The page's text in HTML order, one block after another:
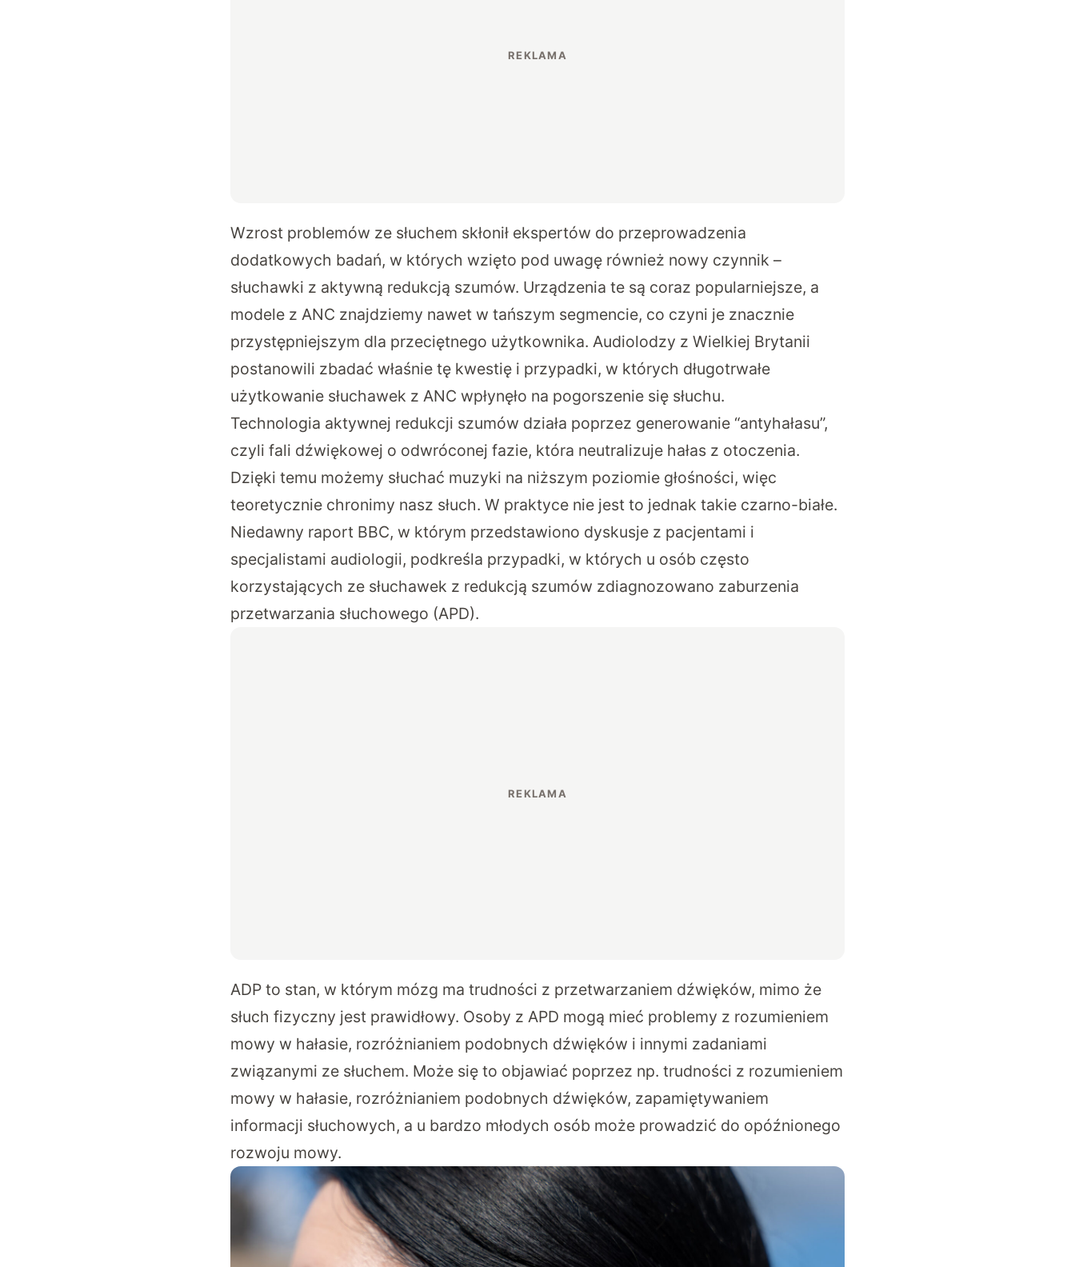
Wzrost problemów ze słuchem skłonił ekspertów do przeprowadzenia
dodatkowych badań, w których wzięto pod uwagę również nowy czynnik –
słuchawki z aktywną redukcją szumów. Urządzenia te są coraz popularniejsze, a
modele z ANC znajdziemy nawet w tańszym segmencie, co czyni je znacznie
przystępniejszym dla przeciętnego użytkownika. Audiolodzy z Wielkiej Brytanii
postanowili zbadać właśnie tę kwestię i przypadki, w których długotrwałe
użytkowanie słuchawek z ANC wpłynęło na pogorszenie się słuchu.
Technologia aktywnej redukcji szumów działa poprzez generowanie “antyhałasu”,
czyli fali dźwiękowej o odwróconej fazie, która neutralizuje hałas z otoczenia.
Dzięki temu możemy słuchać muzyki na niższym poziomie głośności, więc
teoretycznie chronimy nasz słuch. W praktyce nie jest to jednak takie czarno-białe.
Niedawny raport BBC, w którym przedstawiono dyskusje z pacjentami i
specjalistami audiologii, podkreśla przypadki, w których u osób często
korzystających ze słuchawek z redukcją szumów zdiagnozowano zaburzenia
przetwarzania słuchowego (APD).
ADP to stan, w którym mózg ma trudności z przetwarzaniem dźwięków, mimo że
słuch fizyczny jest prawidłowy. Osoby z APD mogą mieć problemy z rozumieniem
mowy w hałasie, rozróżnianiem podobnych dźwięków i innymi zadaniami
związanymi ze słuchem. Może się to objawiać poprzez np. trudności z rozumieniem
mowy w hałasie, rozróżnianiem podobnych dźwięków, zapamiętywaniem
informacji słuchowych, a u bardzo młodych osób może prowadzić do opóźnionego
rozwoju mowy.